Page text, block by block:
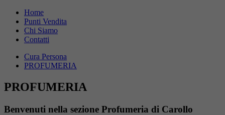
Home
Punti Vendita
Chi Siamo
Contatti
Cura Persona
PROFUMERIA
PROFUMERIA
Benvenuti nella sezione Profumeria di Carollo